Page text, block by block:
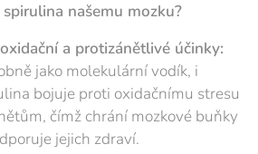
našemu mozku?
a protizánětlivé účinky:
jako molekulární vodík, i
bojuje proti oxidačnímu stresu
čímž chrání mozkové buňky
jejich zdraví.